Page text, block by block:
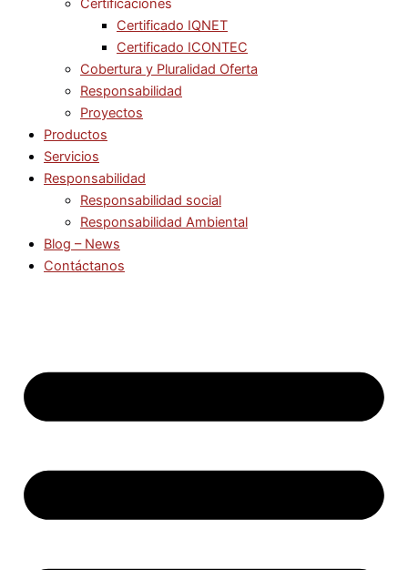
Certificaciones
Certificado IQNET
Certificado ICONTEC
Cobertura y Pluralidad Oferta
Responsabilidad
Proyectos
Productos
Servicios
Responsabilidad
Responsabilidad social
Responsabilidad Ambiental
Blog – News
Contáctanos